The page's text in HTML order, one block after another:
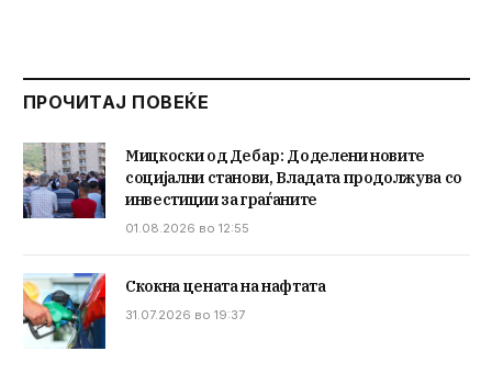
ПРОЧИТАЈ ПОВЕЌЕ
Мицкоски од Дебар: Доделени новите
социјални станови, Владата продолжува со
инвестиции за граѓаните
01.08.2026 во 12:55
Скокна цената на нафтата
31.07.2026 во 19:37